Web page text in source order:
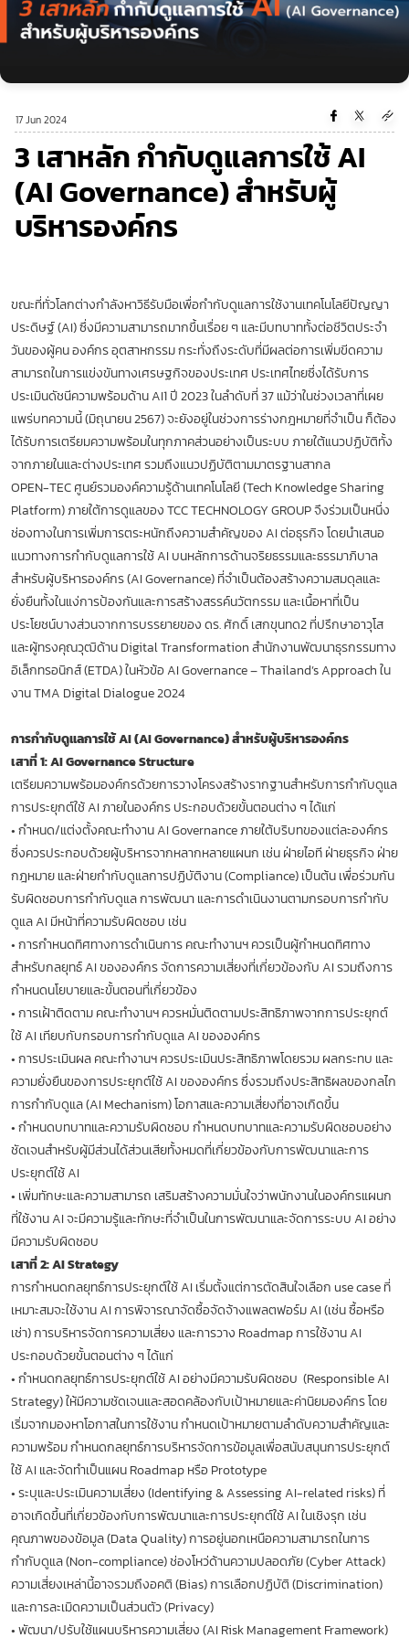
17 Jun 2024
3 เสาหลัก กำกับดูแลการใช้ AI
(AI Governance) สำหรับผู้
บริหารองค์กร
ขณะที่ทั่วโลกต่างกำลังหาวิธีรับมือเพื่อกำกับดูแลการใช้งานเทคโนโลยีปัญญา
ประดิษฐ์ (AI) ซึ่งมีความสามารถมากขึ้นเรื่อย ๆ และมีบทบาททั้งต่อชีวิตประจำ
วันของผู้คน องค์กร อุตสาหกรรม กระทั่งถึงระดับที่มีผลต่อการเพิ่มขีดความ
สามารถในการแข่งขันทางเศรษฐกิจของประเทศ ประเทศไทยซึ่งได้รับการ
ประเมินดัชนีความพร้อมด้าน AI1 ปี 2023 ในลำดับที่ 37 แม้ว่าในช่วงเวลาที่เผย
แพร่บทความนี้ (มิถุนายน 2567) จะยังอยู่ในช่วงการร่างกฎหมายที่จำเป็น ก็ต้อง
ได้รับการเตรียมความพร้อมในทุกภาคส่วนอย่างเป็นระบบ ภายใต้แนวปฏิบัติทั้ง
จากภายในและต่างประเทศ รวมถึงแนวปฏิบัติตามมาตรฐานสากล
OPEN-TEC ศูนย์รวมองค์ความรู้ด้านเทคโนโลยี (Tech Knowledge Sharing
Platform) ภายใต้การดูแลของ TCC TECHNOLOGY GROUP จึงร่วมเป็นหนึ่ง
ช่องทางในการเพิ่มการตระหนักถึงความสำคัญของ AI ต่อธุรกิจ โดยนำเสนอ
แนวทางการกำกับดูแลการใช้ AI บนหลักการด้านจริยธรรมและธรรมาภิบาล
สำหรับผู้บริหารองค์กร (AI Governance) ที่จำเป็นต้องสร้างความสมดุลและ
ยั่งยืนทั้งในแง่การป้องกันและการสร้างสรรค์นวัตกรรม และเนื้อหาที่เป็น
ประโยชน์บางส่วนจากการบรรยายของ ดร. ศักดิ์ เสกขุนทด2 ที่ปรึกษาอาวุโส
และผู้ทรงคุณวุฒิด้าน Digital Transformation สำนักงานพัฒนาธุรกรรมทาง
อิเล็กทรอนิกส์ (ETDA) ในหัวข้อ AI Governance – Thailand’s Approach ใน
งาน TMA Digital Dialogue 2024
การกำกับดูแลการใช้ AI (AI Governance) สำหรับผู้บริหารองค์กร
เสาที่ 1: AI Governance Structure
เตรียมความพร้อมองค์กรด้วยการวางโครงสร้างรากฐานสำหรับการกำกับดูแล
การประยุกต์ใช้ AI ภายในองค์กร ประกอบด้วยขั้นตอนต่าง ๆ ได้แก่
•กำหนด/แต่งตั้งคณะทำงาน AI Governance ภายใต้บริบทของแต่ละองค์กร
ซึ่งควรประกอบด้วยผู้บริหารจากหลากหลายแผนก เช่น ฝ่ายไอที ฝ่ายธุรกิจ ฝ่าย
กฎหมาย และฝ่ายกำกับดูแลการปฏิบัติงาน (Compliance) เป็นต้น เพื่อร่วมกัน
รับผิดชอบการกำกับดูแล การพัฒนา และการดำเนินงานตามกรอบการกำกับ
ดูแล AI มีหน้าที่ความรับผิดชอบ เช่น
•การกำหนดทิศทางการดำเนินการ คณะทำงานฯ ควรเป็นผู้กำหนดทิศทาง
สำหรับกลยุทธ์ AI ขององค์กร จัดการความเสี่ยงที่เกี่ยวข้องกับ AI รวมถึงการ
กำหนดนโยบายและขั้นตอนที่เกี่ยวข้อง
•การเฝ้าติดตาม คณะทำงานฯ ควรหมั่นติดตามประสิทธิภาพจากการประยุกต์
ใช้ AI เทียบกับกรอบการกำกับดูแล AI ขององค์กร
•การประเมินผล คณะทำงานฯ ควรประเมินประสิทธิภาพโดยรวม ผลกระทบ และ
ความยั่งยืนของการประยุกต์ใช้ AI ขององค์กร ซึ่งรวมถึงประสิทธิผลของกลไก
การกำกับดูแล (AI Mechanism) โอกาสและความเสี่ยงที่อาจเกิดขึ้น
•กำหนดบทบาทและความรับผิดชอบ กำหนดบทบาทและความรับผิดชอบอย่าง
ชัดเจนสำหรับผู้มีส่วนได้ส่วนเสียทั้งหมดที่เกี่ยวข้องกับการพัฒนาและการ
ประยุกต์ใช้ AI
• เพิ่มทักษะและความสามารถ เสริมสร้างความมั่นใจว่าพนักงานในองค์กรแผนก
ที่ใช้งาน AI จะมีความรู้และทักษะที่จำเป็นในการพัฒนาและจัดการระบบ AI อย่าง
มีความรับผิดชอบ
เสาที่ 2: AI Strategy
การกำหนดกลยุทธ์การประยุกต์ใช้ AI เริ่มตั้งแต่การตัดสินใจเลือก use case ที่
เหมาะสมจะใช้งาน AI การพิจารณาจัดซื้อจัดจ้างแพลตฟอร์ม AI (เช่น ซื้อหรือ
เช่า) การบริหารจัดการความเสี่ยง และการวาง Roadmap การใช้งาน AI
ประกอบด้วยขั้นตอนต่าง ๆ ได้แก่
•กำหนดกลยุทธ์การประยุกต์ใช้ AI อย่างมีความรับผิดชอบ (Responsible AI
Strategy) ให้มีความชัดเจนและสอดคล้องกับเป้าหมายและค่านิยมองค์กร โดย
เริ่มจากมองหาโอกาสในการใช้งาน กำหนดเป้าหมายตามลำดับความสำคัญและ
ความพร้อม กำหนดกลยุทธ์การบริหารจัดการข้อมูลเพื่อสนับสนุนการประยุกต์
ใช้ AI และจัดทำเป็นแผน Roadmap หรือ Prototype
•ระบุและประเมินความเสี่ยง (Identifying & Assessing AI-related risks) ที่
อาจเกิดขึ้นที่เกี่ยวข้องกับการพัฒนาและการประยุกต์ใช้ AI ในเชิงรุก เช่น
คุณภาพของข้อมูล (Data Quality) การอยู่นอกเหนือความสามารถในการ
กำกับดูแล (Non-compliance) ช่องโหว่ด้านความปลอดภัย (Cyber Attack)
ความเสี่ยงเหล่านี้อาจรวมถึงอคติ (Bias) การเลือกปฏิบัติ (Discrimination)
และการละเมิดความเป็นส่วนตัว (Privacy)
•พัฒนา/ปรับใช้แผนบริหารความเสี่ยง (AI Risk Management Framework)